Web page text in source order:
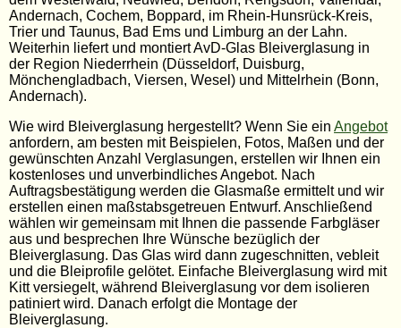
Andernach, Cochem, Boppard, im Rhein-Hunsrück-Kreis,
Trier und Taunus, Bad Ems und Limburg an der Lahn.
Weiterhin liefert und montiert AvD-Glas Bleiverglasung in
der Region Niederrhein (Düsseldorf, Duisburg,
Mönchengladbach, Viersen, Wesel) und Mittelrhein (Bonn,
Andernach).
Wie wird Bleiverglasung hergestellt? Wenn Sie ein Angebot
anfordern, am besten mit Beispielen, Fotos, Maßen und der
gewünschten Anzahl Verglasungen, erstellen wir Ihnen ein
kostenloses und unverbindliches Angebot. Nach
Auftragsbestätigung werden die Glasmaße ermittelt und wir
erstellen einen maßstabsgetreuen Entwurf. Anschließend
wählen wir gemeinsam mit Ihnen die passende Farbgläser
aus und besprechen Ihre Wünsche bezüglich der
Bleiverglasung. Das Glas wird dann zugeschnitten, vebleit
und die Bleiprofile gelötet. Einfache Bleiverglasung wird mit
Kitt versiegelt, während Bleiverglasung vor dem isolieren
patiniert wird. Danach erfolgt die Montage der
Bleiverglasung.